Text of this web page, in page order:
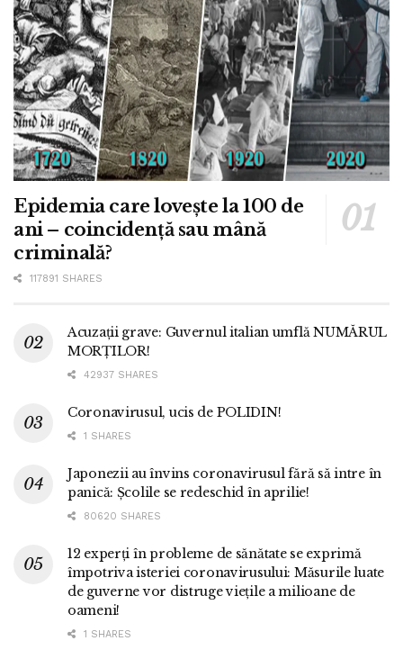
Epidemia care lovește la 100 de
ani – coincidență sau mână
criminală?
117891 SHARES
Acuzații grave: Guvernul italian umflă NUMĂRUL
MORȚILOR!
42937 SHARES
Coronavirusul, ucis de POLIDIN!
1 SHARES
Japonezii au învins coronavirusul fără să intre în
panică: Școlile se redeschid în aprilie!
80620 SHARES
12 experți în probleme de sănătate se exprimă
împotriva isteriei coronavirusului: Măsurile luate
de guverne vor distruge viețile a milioane de
oameni!
1 SHARES